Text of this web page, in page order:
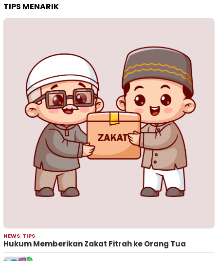
TIPS MENARIK
NEWS, TIPS
Hukum Memberikan Zakat Fitrah ke Orang Tua